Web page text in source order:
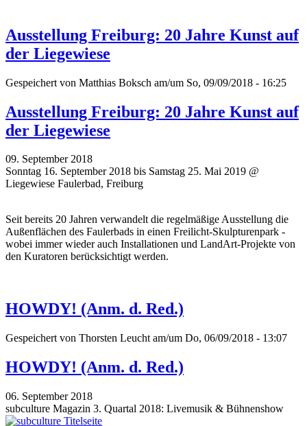
Ausstellung Freiburg: 20 Jahre Kunst auf
der Liegewiese
Gespeichert von Matthias Boksch am/um So, 09/09/2018 - 16:25
Ausstellung Freiburg: 20 Jahre Kunst auf
der Liegewiese
09. September 2018
Sonntag 16. September 2018 bis Samstag 25. Mai 2019 @
Liegewiese Faulerbad, Freiburg
Seit bereits 20 Jahren verwandelt die regelmäßige Ausstellung die
Außenflächen des Faulerbads in einen Freilicht-Skulpturenpark -
wobei immer wieder auch Installationen und LandArt-Projekte von
den Kuratoren berücksichtigt werden.
HOWDY! (Anm. d. Red.)
Gespeichert von Thorsten Leucht am/um Do, 06/09/2018 - 13:07
HOWDY! (Anm. d. Red.)
06. September 2018
subculture Magazin 3. Quartal 2018: Livemusik & Bühnenshow